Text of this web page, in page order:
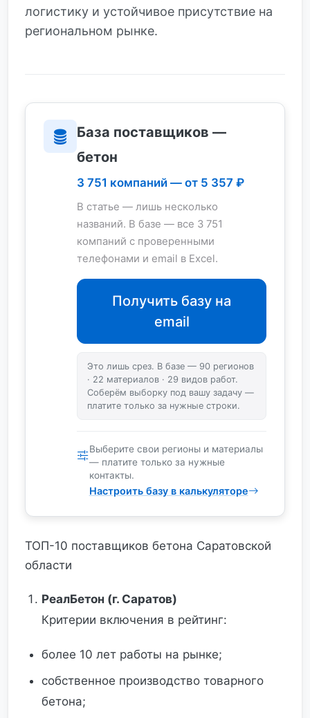
логистику и устойчивое присутствие на
региональном рынке.
База поставщиков —
бетон
3 751 компаний — от 5 357 ₽
В статье — лишь несколько
названий. В базе — все 3 751
компаний с проверенными
телефонами и email в Excel.
Получить базу на
email
Это лишь срез. В базе — 90 регионов
· 22 материалов · 29 видов работ.
Соберём выборку под вашу задачу —
платите только за нужные строки.
Выберите свои регионы и материалы
— платите только за нужные
контакты.
Настроить базу в калькуляторе
ТОП-10 поставщиков бетона Саратовской
области
РеалБетон (г. Саратов)
Критерии включения в рейтинг:
более 10 лет работы на рынке;
собственное производство товарного
бетона;